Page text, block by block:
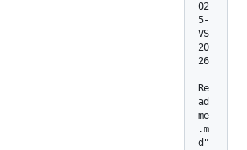
02
5-
VS
20
26
-
Re
ad
me
.m
d"